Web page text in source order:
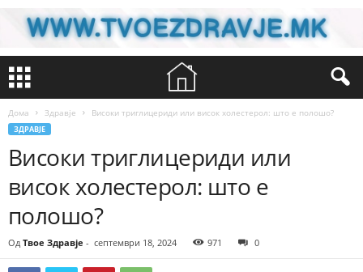
Дома Здравје Високи триглицериди или висок холестерол: што е полошо?
ЗДРАВЈЕ
Високи триглицериди или
висок холестерол: што е
полошо?
Од Твое Здравје - септември 18, 2024 971 0